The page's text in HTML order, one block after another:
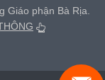
Giáo phận Bà Rịa.